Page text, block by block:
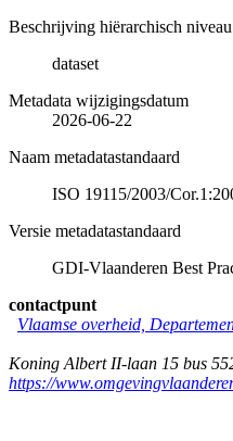
Beschrijving hiërarchisch niveau
dataset
Metadata wijzigingsdatum
2026-06-22
Naam metadatastandaard
ISO 19115/2003/
Versie metadatastandaard
GDI-Vlaanderen Best
contactpunt
Vlaamse overheid,
Koning Albert II-laan 15 bus
https://